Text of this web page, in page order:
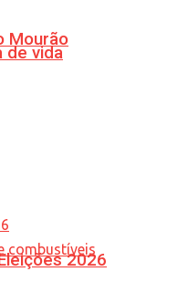
Mourão
de vida
2026